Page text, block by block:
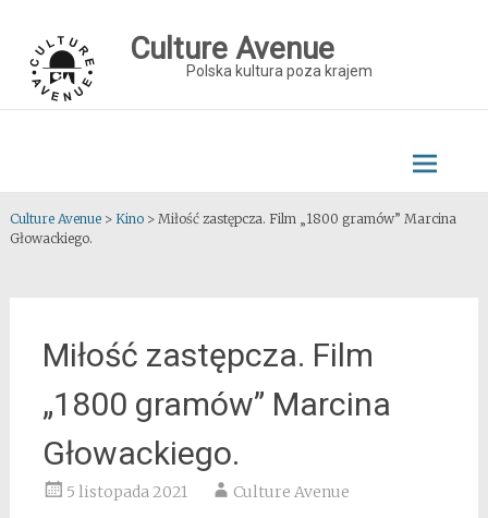
content
Culture Avenue
Polska kultura poza krajem
Culture Avenue> Kino> Miłość zastępcza. Film „1800 gramów” Marcina
Głowackiego.
Miłość zastępcza. Film
„1800 gramów” Marcina
Głowackiego.
5 listopada 2021 Culture Avenue